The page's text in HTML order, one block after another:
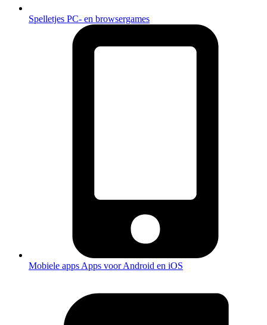
Spelletjes PC- en browsergames
Mobiele apps Apps voor Android en iOS